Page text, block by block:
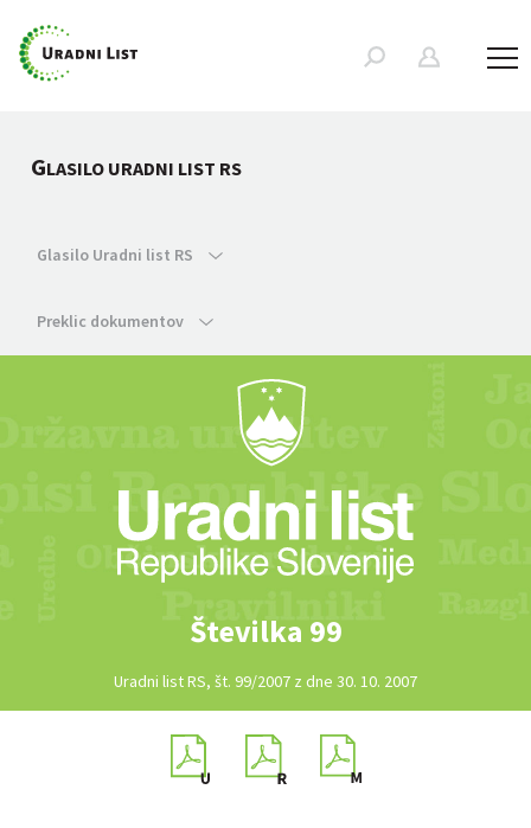
GLASILO URADNI LIST RS
Glasilo Uradni list RS
Preklic dokumentov
Številka 99
Uradni list RS, št. 99/2007 z dne 30. 10. 2007